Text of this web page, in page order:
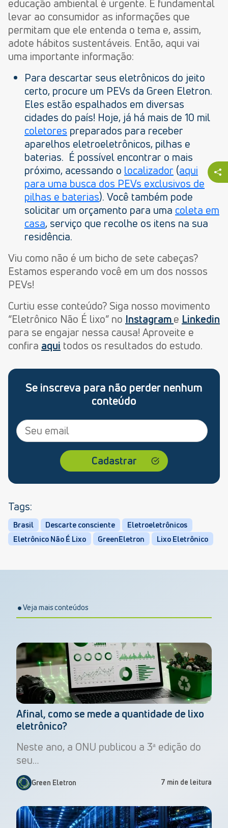
educação ambiental é urgente. É fundamental
levar ao consumidor as informações que
permitam que ele entenda o tema e, assim,
adote hábitos sustentáveis. Então, aqui vai
uma importante informação:
Para descartar seus eletrônicos do jeito
certo, procure um PEVs da Green Eletron.
Eles estão espalhados em diversas
cidades do país! Hoje, já há mais de 10 mil
coletores preparados para receber
aparelhos eletroeletrônicos, pilhas e
baterias. É possível encontrar o mais
próximo, acessando o localizador (aqui
para uma busca dos PEVs exclusivos de
pilhas e baterias). Você também pode
solicitar um orçamento para uma coleta em
casa, serviço que recolhe os itens na sua
residência.
Viu como não é um bicho de sete cabeças?
Estamos esperando você em um dos nossos
PEVs!
Curtiu esse conteúdo? Siga nosso movimento
“Eletrônico Não É lixo” no Instagrame Linkedin
para se engajar nessa causa! Aproveite e
confira aqui todos os resultados do estudo.
Se inscreva para não perder nenhum
conteúdo
Tags:
Brasil Descarte consciente
Eletroeletrônicos
Eletrônico Não É Lixo
GreenEletron Lixo Eletrônico
Veja mais conteúdos
Afinal, como se mede a quantidade de lixo
eletrônico?
Neste ano, a ONU publicou a 3ª edição do
seu…
Green Eletron 7 min de leitura